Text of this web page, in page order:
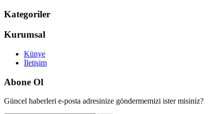
Kategoriler
Kurumsal
Künye
İletişim
Abone Ol
Güncel haberleri e-posta adresinize göndermemizi ister misiniz?